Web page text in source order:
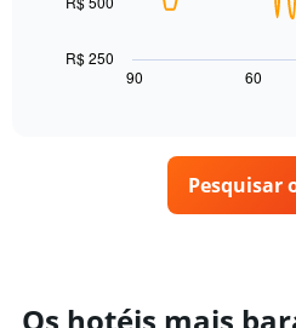
exibindo
oacordo
90 60
R$ 250
Pesquisar